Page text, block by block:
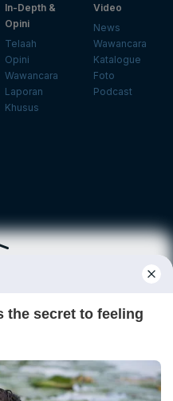
In-Depth &
Opini
Telaah
Opini
Wawancara
Laporan
Khusus
Video
News
Wawancara
Katalogue
Foto
Podcast
Daftar